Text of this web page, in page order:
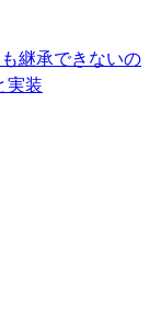
継承できないの
実装